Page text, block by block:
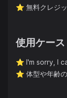
⭐️ 無料クレジ
使用ケース
⭐️ I'm sorry, I
⭐️ 体型や年齢